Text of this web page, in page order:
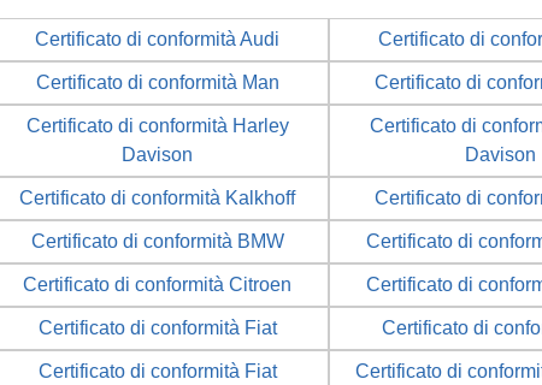
Certificato di conformità Audi Certificato di
Certificato di conformità Man Certificato di
Certificato di conformità Harley
Davison
Certificato di
Davison
Certificato di conformità Kalkhoff Certificato di
Certificato di conformità BMW Certificato di
Certificato di conformità Citroen Certificato di
Certificato di conformità Fiat Certificato di
Certificato di conformità Fiat Certificato di